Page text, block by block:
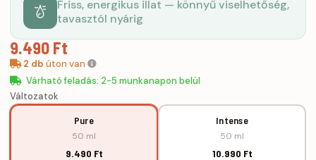
Friss, energikus illat — könnyű viselhetőség,
tavasztól nyárig
9.490 Ft
2 db úton van
Várható feladás: 2-5 munkanapon belül
Változatok
Pure
50 ml
9.490 Ft
Intense
50 ml
10.990 Ft